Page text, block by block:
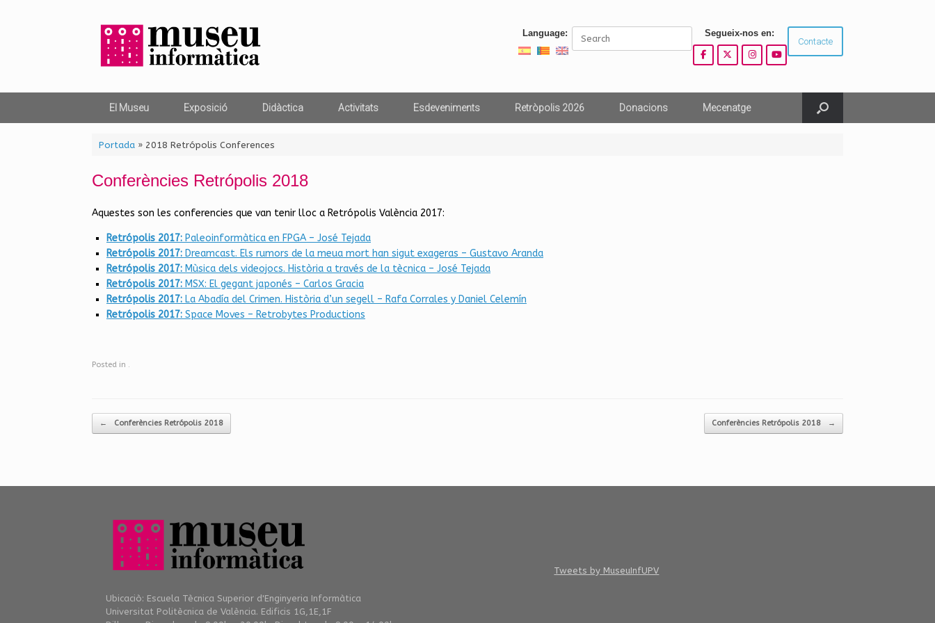
Language:
Segueix-nos en:
Contacte
El Museu Exposició Didàctica Activitats Esdeveniments Retròpolis 2026 Donacions Mecenatge
Portada» 2018 Retrópolis Conferences
Conferències Retrópolis 2018
Aquestes son les conferencies que van tenir lloc a Retrópolis València 2017:
Retrópolis 2017: Paleoinformàtica en FPGA – José Tejada
Retrópolis 2017: Dreamcast. Els rumors de la meua mort han sigut exageras – Gustavo Aranda
Retrópolis 2017: Mùsica dels videojocs. Història a través de la tècnica – José Tejada
Retrópolis 2017: MSX: El gegant japonés – Carlos Gracia
Retrópolis 2017: La Abadía del Crimen. Història d’un segell – Rafa Corrales y Daniel Celemín
Retrópolis 2017: Space Moves – Retrobytes Productions
Posted in .
Post navigation
← Conferències Retrópolis 2018 Conferències Retrópolis 2018 →
Ubicaciò: Escuela Tècnica Superior d'Enginyeria Informàtica
Universitat Politècnica de València. Edificis 1G,1E,1F
Tweets by MuseuInfUPV